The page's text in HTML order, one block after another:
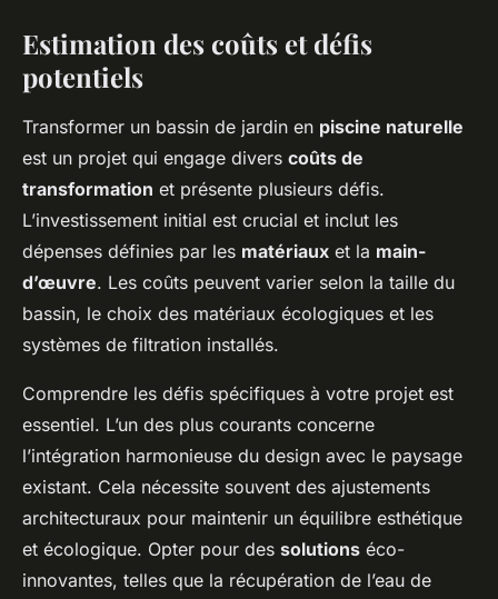
Estimation des coûts et défis
potentiels
Transformer un bassin de jardin en piscine naturelle
est un projet qui engage divers coûts de
transformation et présente plusieurs défis.
L’investissement initial est crucial et inclut les
dépenses définies par les matériaux et la main-
d’œuvre. Les coûts peuvent varier selon la taille du
bassin, le choix des matériaux écologiques et les
systèmes de filtration installés.
Comprendre les défis spécifiques à votre projet est
essentiel. L’un des plus courants concerne
l’intégration harmonieuse du design avec le paysage
existant. Cela nécessite souvent des ajustements
architecturaux pour maintenir un équilibre esthétique
et écologique. Opter pour des solutions éco-
innovantes, telles que la récupération de l’eau de